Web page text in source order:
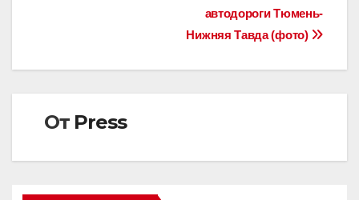
автодороги Тюмень-
Нижняя Тавда (фото)
От Press